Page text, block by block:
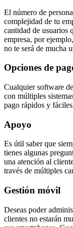
El número de
complejidad de tu
cantidad de usuarios
empresa, por
no te será de mucha
Opciones de
Cualquier software
con múltiples
pago rápidos y
Apoyo
Es útil saber que
tienes algunas
una atención al
través de múltiples
Gestión móvil
Deseas poder
clientes no estarán